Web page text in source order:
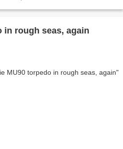
in rough seas, again